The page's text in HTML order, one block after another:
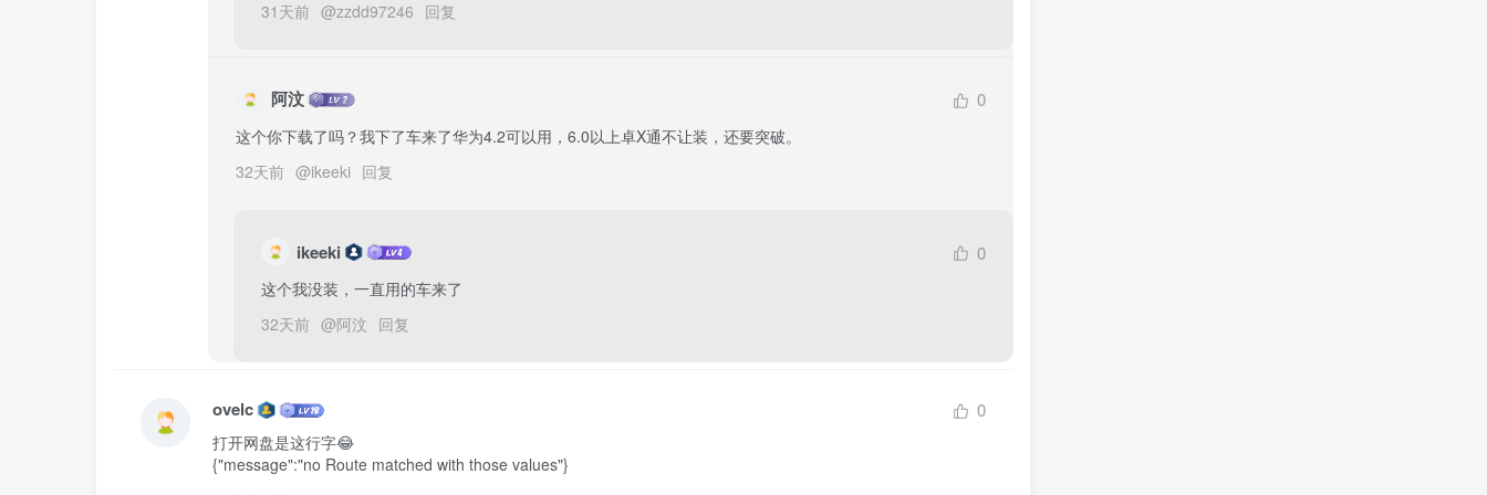
31天前 @zzdd97246 回复
阿汶 0
这个你下载了吗？我下了车来了华为4.2可以用，6.0以上卓X通不让装，还要突破。
32天前 @ikeeki 回复
ikeeki 0
这个我没装，一直用的车来了
32天前 @阿汶 回复
ovelc 0
打开网盘是这行字😂
{"message":"no Route matched with those values"}